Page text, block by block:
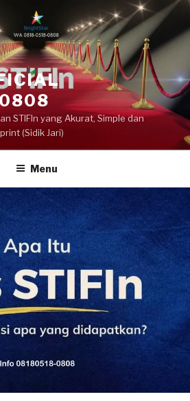
STIFIn yang Akurat, Simple dan
(Sidik Jari)
Menu